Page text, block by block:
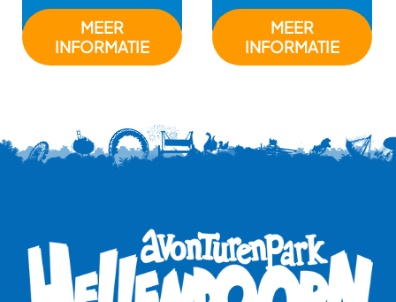
MEER
INFORMATIE
MEER
INFORMATIE